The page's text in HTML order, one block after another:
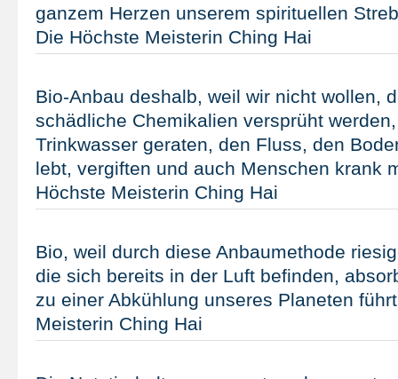
ganzem Herzen unserem spirituellen
Die Höchste Meisterin Ching Hai
Bio-Anbau deshalb, weil wir nicht wollen,
schädliche Chemikalien versprüht
Trinkwasser geraten, den Fluss, den
lebt, vergiften und auch Menschen krank
Höchste Meisterin Ching Hai
Bio, weil durch diese Anbaumethode
die sich bereits in der Luft befinden,
zu einer Abkühlung unseres Planeten
Meisterin Ching Hai